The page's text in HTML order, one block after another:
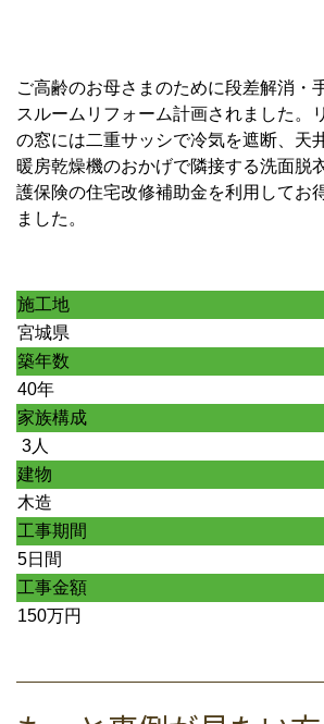
ご高齢のお母さまのために段差解消・
スルームリフォーム計画されました。
の窓には二重サッシで冷気を遮断、天
暖房乾燥機のおかげで隣接する洗面脱
護保険の住宅改修補助金を利用してお
ました。
施工地
宮城県
築年数
40年
家族構成
3人
建物
木造
工事期間
5日間
工事金額
150万円